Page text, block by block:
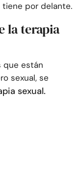
por delante.
la terapia
que están
sexual, se
sexual.